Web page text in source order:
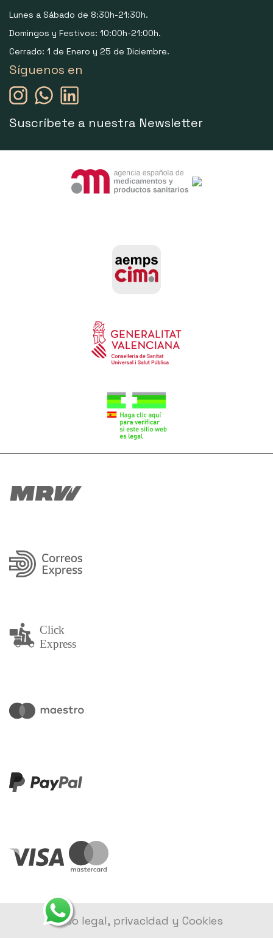
Lunes a Sábado de 8:30h-21:30h.
Domingos y Festivos: 10:00h-21:00h.
Cerrado: 1 de Enero y 25 de Diciembre.
Síguenos en
Suscríbete a nuestra Newsletter
Aviso legal, privacidad y Cookies